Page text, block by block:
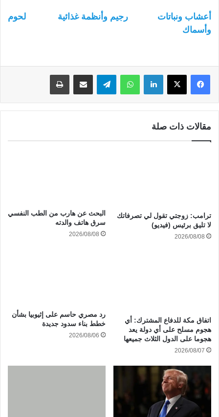
أعشاب ونباتات رجيم وأنظمة غذائية
لحوم
وأسماك
لينكدإن واتساب
مقالات ذات صلة
ترامب: زوجتي تقول لي تصرفاتك
لا تليق برئيس (فيديو)
2026/08/08
البحث عن هارب من الطب النفسي
سرق هاتف والدته
2026/08/08
‏اتفاق مكة للدفاع المشترك: أي
هجوم مسلح على أي دولة يعد
هجوما على الدول الثلاث جميعها
2026/08/07
رد مصري حاسم على إثيوبيا بشأن
خطط بناء سدود جديدة
2026/08/06